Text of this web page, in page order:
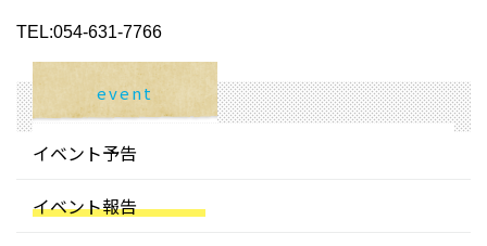
TEL:054-631-7766
event
イベント予告
イベント報告